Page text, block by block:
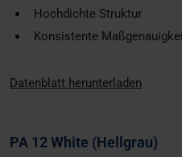
Hochdichte Struktur
Konsistente
Datenblatt herunterladen
PA 12 White (Hellgrau)